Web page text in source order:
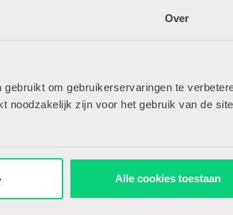
Over
om gebruikerservaringen te
noodzakelijk zijn voor het gebruik van de
Alle cookies toestaan